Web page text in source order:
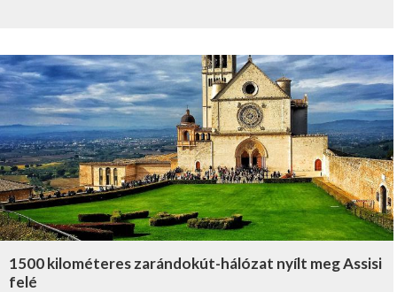
1500 kilométeres zarándokút-hálózat nyílt meg Assisi
felé